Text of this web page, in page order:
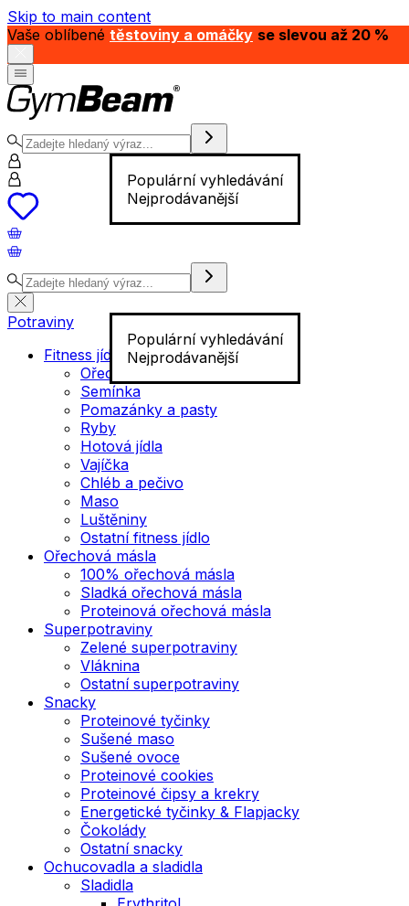
Skip to main content
Vaše oblíbené těstoviny a omáčky se slevou až 20 %
Populární vyhledávání
Nejprodávanější
Populární vyhledávání
Nejprodávanější
Potraviny
Fitness jídlo
Ořechy
Semínka
Pomazánky a pasty
Ryby
Hotová jídla
Vajíčka
Chléb a pečivo
Maso
Luštěniny
Ostatní fitness jídlo
Ořechová másla
100% ořechová másla
Sladká ořechová másla
Proteinová ořechová másla
Superpotraviny
Zelené superpotraviny
Vláknina
Ostatní superpotraviny
Snacky
Proteinové tyčinky
Sušené maso
Sušené ovoce
Proteinové cookies
Proteinové čipsy a krekry
Energetické tyčinky & Flapjacky
Čokolády
Ostatní snacky
Ochucovadla a sladidla
Sladidla